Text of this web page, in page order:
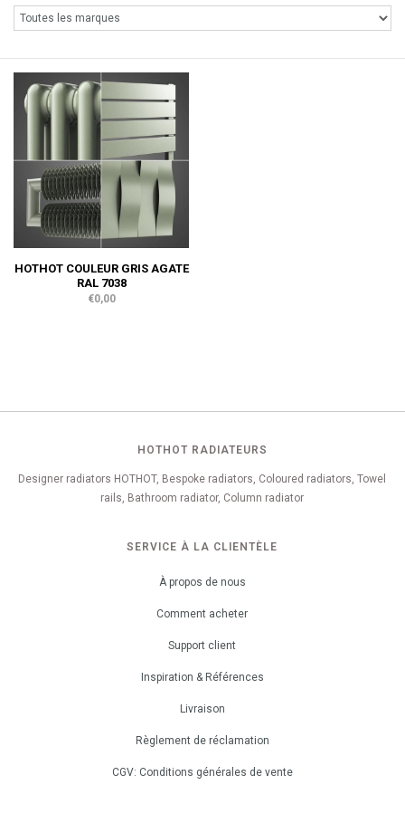
HOTHOT COULEUR GRIS AGATE
RAL 7038
€0,00
HOTHOT RADIATEURS
Designer radiators HOTHOT, Bespoke radiators, Coloured radiators, Towel
rails, Bathroom radiator, Column radiator
SERVICE À LA CLIENTÈLE
À propos de nous
Comment acheter
Support client
Inspiration & Références
Livraison
Règlement de réclamation
CGV: Conditions générales de vente